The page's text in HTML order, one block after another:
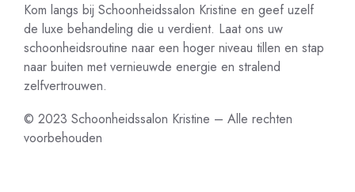
Kom langs bij Schoonheidssalon Kristine en geef uzelf
de luxe behandeling die u verdient. Laat ons uw
schoonheidsroutine naar een hoger niveau tillen en stap
naar buiten met vernieuwde energie en stralend
zelfvertrouwen.
© 2023 Schoonheidssalon Kristine – Alle rechten
voorbehouden